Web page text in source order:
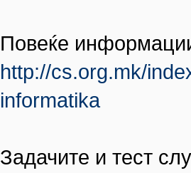
Повеќе
http://cs.org.mk/
informatika
Задачите и тест